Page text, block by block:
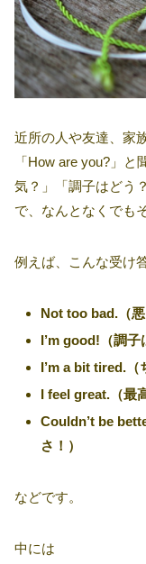
近所の人や友達、家
「How are you?」
気？」「調子はどう
で、なんとなくでも
例えば、こんな受け
Not too bad.（悪
I’m good!（調子
I’m a bit tired.（
I feel great.（最
Couldn’t be
さ！）
などです。
中には